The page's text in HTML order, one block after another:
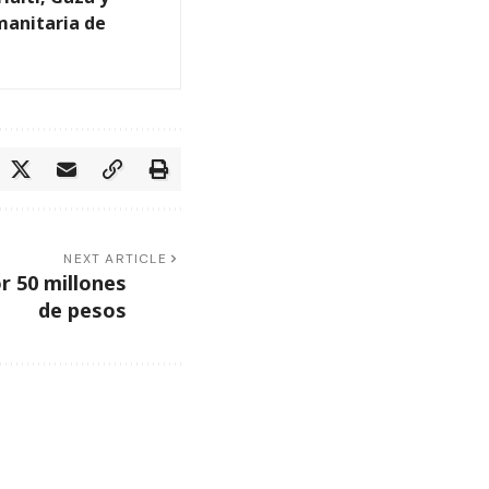
de
NEXT ARTICLE
50 millones
de pesos